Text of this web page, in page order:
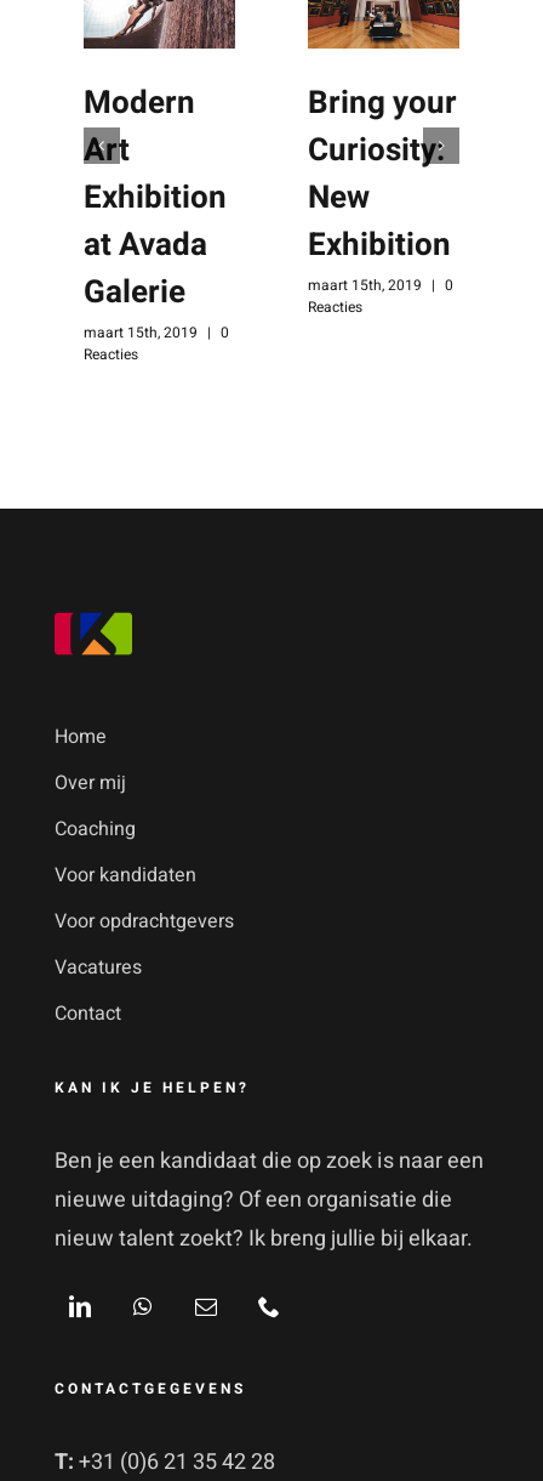
Modern
Art
Exhibition
at Avada
Galerie
maart 15th, 2019 | 0
Reacties
Bring your
Curiosity:
New
Exhibition
maart 15th, 2019 | 0
Reacties
Home
Over mij
Coaching
Voor kandidaten
Voor opdrachtgevers
Vacatures
Contact
KAN IK JE HELPEN?
Ben je een kandidaat die op zoek is naar een
nieuwe uitdaging? Of een organisatie die
nieuw talent zoekt? Ik breng jullie bij elkaar.
CONTACTGEGEVENS
T:+31 (0)6 21 35 42 28